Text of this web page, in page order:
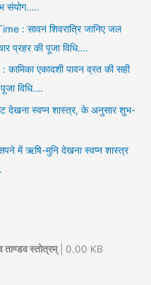
संयोग…..
: सावन शिवरात्रि जानिए जल
प्रहर की पूजा विधि….
एकादशी पावन व्रत की सही
विधि….
स्वप्न शास्त्र, के अनुसार शुभ-
में ऋषि-मुनि देखना स्वप्न शास्त्र
स्तोत्रम्| 0.00 KB